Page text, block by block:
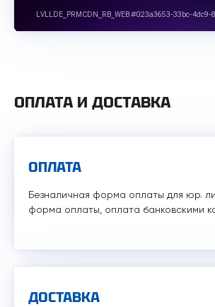
ОПЛАТА И ДОСТАВКА
ОПЛАТА
Безналичная форма оплаты для юр.
форма оплаты, оплата банковскими
ДОСТАВКА